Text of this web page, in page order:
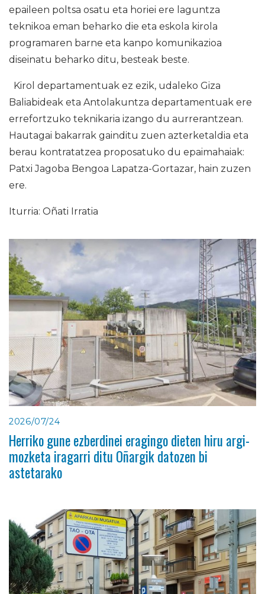
epaileen poltsa osatu eta horiei ere laguntza
teknikoa eman beharko die eta eskola kirola
programaren barne eta kanpo komunikazioa
diseinatu beharko ditu, besteak beste.
Kirol departamentuak ez ezik, udaleko Giza
Baliabideak eta Antolakuntza departamentuak ere
errefortzuko teknikaria izango du aurrerantzean.
Hautagai bakarrak gainditu zuen azterketaldia eta
berau kontratatzea proposatuko du epaimahaiak:
Patxi Jagoba Bengoa Lapatza-Gortazar, hain zuzen
ere.
Iturria: Oñati Irratia
2026/07/24
Herriko gune ezberdinei eragingo dieten hiru argi-
mozketa iragarri ditu Oñargik datozen bi
astetarako